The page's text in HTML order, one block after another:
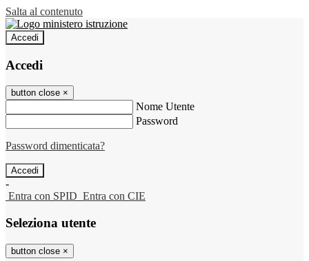
Salta al contenuto
Accedi
Accedi
button close ×
Nome Utente
Password
Password dimenticata?
-
Entra con SPID Entra con CIE
Seleziona utente
button close ×